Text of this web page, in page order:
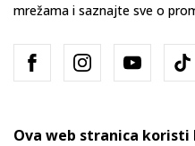
mrežama i saznajte sve o
Ova web stranica koristi